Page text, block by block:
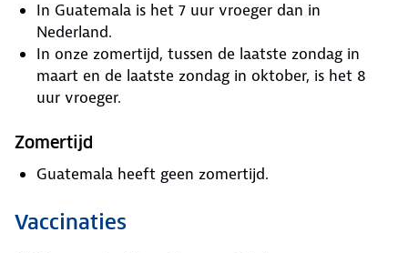
In Guatemala is het 7 uur vroeger dan in
Nederland.
In onze zomertijd, tussen de laatste zondag in
maart en de laatste zondag in oktober, is het 8
uur vroeger.
Zomertijd
Guatemala heeft geen zomertijd.
Vaccinaties